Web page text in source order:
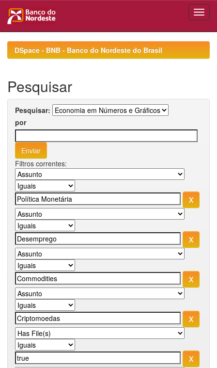
navigationDSpace - BNB - Banco do Nordeste do Brasil
Pesquisar
Pesquisar:
por
Filtros correntes: